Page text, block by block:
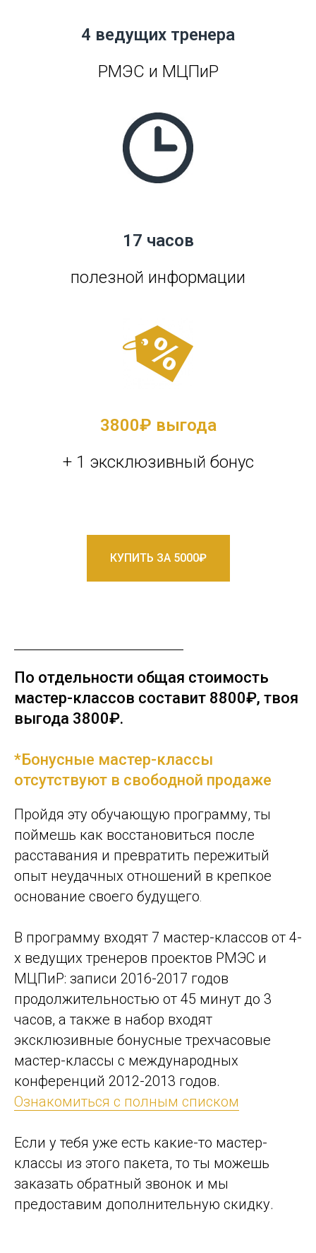
4 ведущих тренера
РМЭС и МЦПиР
17 часов
полезной информации
3800₽ выгода
+ 1 эксклюзивный бонус
КУПИТЬ ЗА 5000₽
По отдельности общая стоимость
мастер-классов составит 8800₽, твоя
выгода 3800₽.
*Бонусные мастер-классы
отсутствуют в свободной продаже
Пройдя эту обучающую программу, ты
поймешь как восстановиться после
расставания и превратить пережитый
опыт неудачных отношений в крепкое
основание своего будущего
В программу входят 7 мастер-классов от 4-
х ведущих тренеров проектов РМЭС и
МЦПиР: записи 2016-2017 годов
продолжительностью от 45 минут до 3
часов, а также в набор входят
эксклюзивные бонусные трехчасовые
мастер-классы с международных
конференций 2012-2013 годов.
Ознакомиться с полным списком
Если у тебя уже есть какие-то мастер-
классы из этого пакета, то ты можешь
заказать обратный звонок и мы
предоставим дополнительную скидку.